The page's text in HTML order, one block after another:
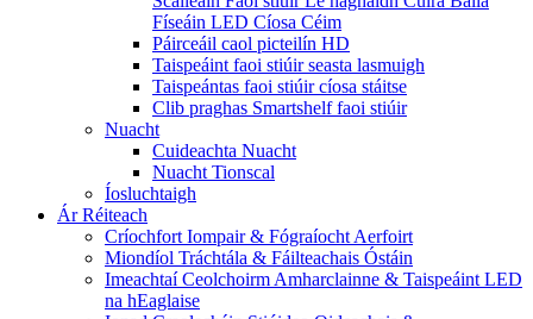
Físeáin LED Cíosa Céim
Páirceáil caol picteilín HD
Taispeáint faoi stiúir seasta lasmuigh
Taispeántas faoi stiúir cíosa stáitse
Clib praghas Smartshelf faoi stiúir
Nuacht
Cuideachta Nuacht
Nuacht Tionscal
Íosluchtaigh
Ár Réiteach
Críochfort Iompair & Fógraíocht Aerfoirt
Miondíol Tráchtála & Fáilteachais Óstáin
Imeachtaí Ceolchoirm Amharclainne & Taispeáint LED
na hEaglaise